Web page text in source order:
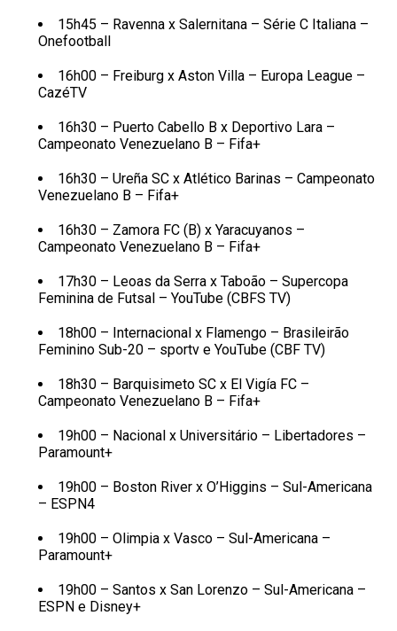
15h45 – Ravenna x Salernitana – Série C Italiana –
Onefootball
16h00 – Freiburg x Aston Villa – Europa League –
CazéTV
16h30 – Puerto Cabello B x Deportivo Lara –
Campeonato Venezuelano B – Fifa+
16h30 – Ureña SC x Atlético Barinas – Campeonato
Venezuelano B – Fifa+
16h30 – Zamora FC (B) x Yaracuyanos –
Campeonato Venezuelano B – Fifa+
17h30 – Leoas da Serra x Taboão – Supercopa
Feminina de Futsal – YouTube (CBFS TV)
18h00 – Internacional x Flamengo – Brasileirão
Feminino Sub-20 – sportv e YouTube (CBF TV)
18h30 – Barquisimeto SC x El Vigía FC –
Campeonato Venezuelano B – Fifa+
19h00 – Nacional x Universitário – Libertadores –
Paramount+
19h00 – Boston River x O’Higgins – Sul-Americana
– ESPN4
19h00 – Olimpia x Vasco – Sul-Americana –
Paramount+
19h00 – Santos x San Lorenzo – Sul-Americana –
ESPN e Disney+